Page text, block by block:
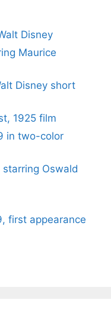
Disney
Maurice
Disney short
1925 film
in two-color
Oswald
first appearance